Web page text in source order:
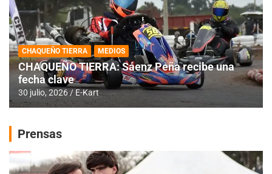
CHAQUEÑO TIERRA MEDIOS
CHAQUEÑO TIERRA: Sáenz Peña recibe una
fecha clave
30 julio, 2026 E-Kart
Prensas